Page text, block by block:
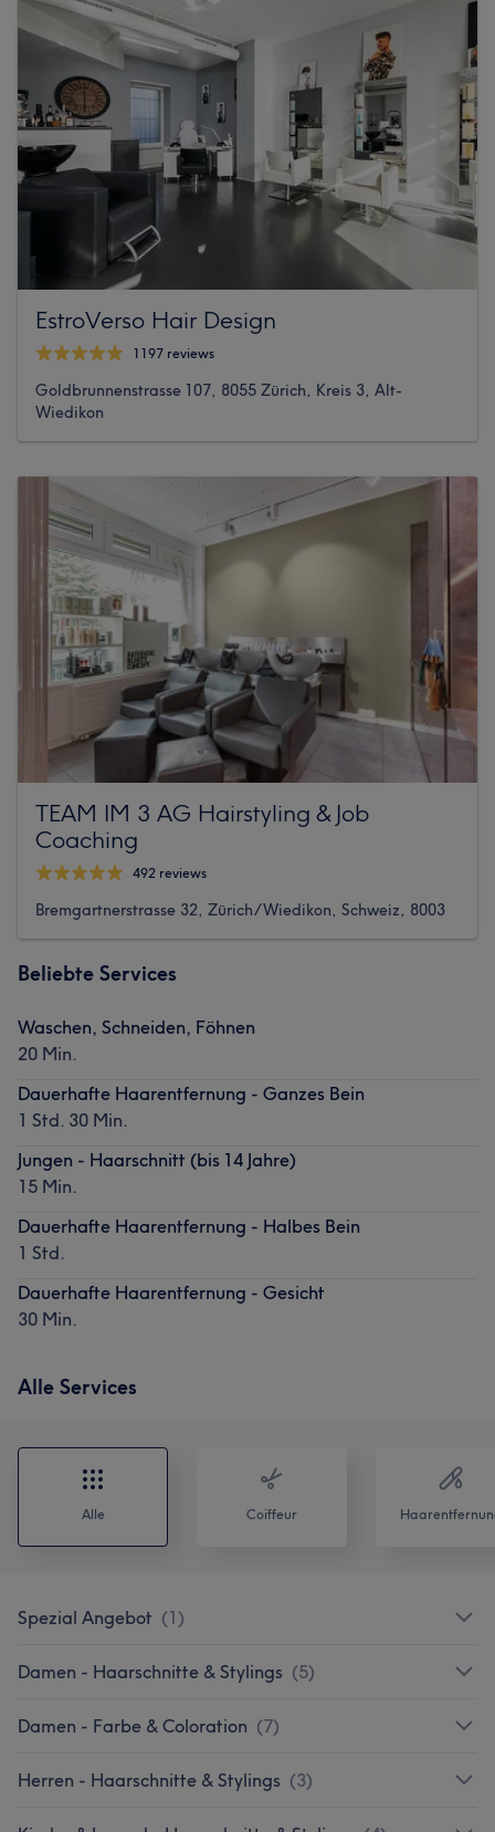
EstroVerso Hair Design
1197 reviews
Goldbrunnenstrasse 107, 8055 Zürich, Kreis 3, Alt-
Wiedikon
TEAM IM 3 AG Hairstyling & Job
Coaching
492 reviews
Bremgartnerstrasse 32, Zürich/Wiedikon, Schweiz, 8003
Beliebte Services
Waschen, Schneiden, Föhnen
20 Min.
Dauerhafte Haarentfernung - Ganzes Bein
1 Std. 30 Min.
Jungen - Haarschnitt (bis 14 Jahre)
15 Min.
Dauerhafte Haarentfernung - Halbes Bein
1 Std.
Dauerhafte Haarentfernung - Gesicht
30 Min.
Alle Services
Alle Coiffeur
Spezial Angebot (1)
Damen - Haarschnitte & Stylings (5)
Damen - Farbe & Coloration (7)
Herren - Haarschnitte & Stylings (3)